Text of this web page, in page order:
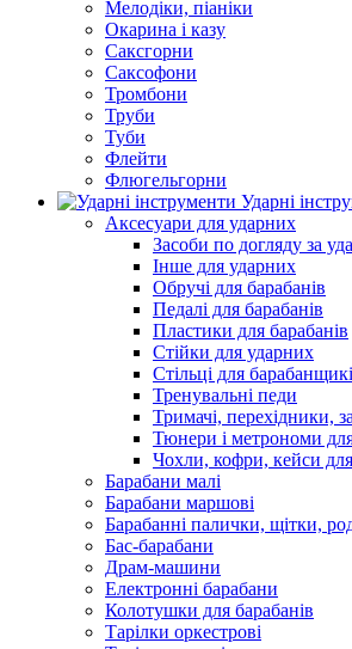
Мелодіки, піаніки
Окарина і казу
Саксгорни
Саксофони
Тромбони
Труби
Туби
Флейти
Флюгельгорни
Ударні
Аксесуари для ударних
Засоби по догляду за
Інше для ударних
Обручі для барабанів
Педалі для барабанів
Пластики для барабанів
Стійки для ударних
Стільці для
Тренувальні педи
Тримачі, перехідники,
Тюнери і метрономи
Чохли, кофри, кейси
Барабани малі
Барабани маршові
Барабанні палички, щітки,
Бас-барабани
Драм-машини
Електронні барабани
Колотушки для барабанів
Тарілки оркестрові